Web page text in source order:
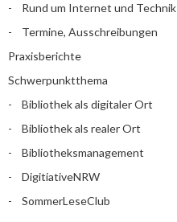
Rund um Internet und Technik
Termine, Ausschreibungen
Praxisberichte
Schwerpunktthema
Bibliothek als digitaler Ort
Bibliothek als realer Ort
Bibliotheksmanagement
DigitiativeNRW
SommerLeseClub